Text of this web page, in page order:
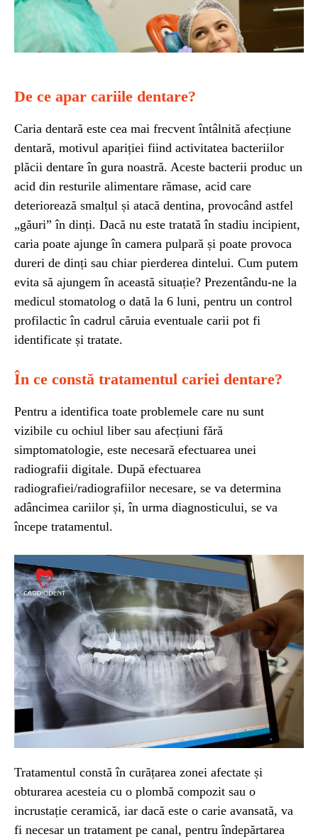
De ce apar cariile dentare?
Caria dentară este cea mai frecvent întâlnită afecțiune
dentară, motivul apariției fiind activitatea bacteriilor
plăcii dentare în gura noastră. Aceste bacterii produc un
acid din resturile alimentare rămase, acid care
deteriorează smalțul și atacă dentina, provocând astfel
„găuri” în dinți. Dacă nu este tratată în stadiu incipient,
caria poate ajunge în camera pulpară și poate provoca
dureri de dinți sau chiar pierderea dintelui. Cum putem
evita să ajungem în această situație? Prezentându-ne la
medicul stomatolog o dată la 6 luni, pentru un control
profilactic în cadrul căruia eventuale carii pot fi
identificate și tratate.
În ce constă tratamentul cariei dentare?
Pentru a identifica toate problemele care nu sunt
vizibile cu ochiul liber sau afecțiuni fără
simptomatologie, este necesară efectuarea unei
radiografii digitale. După efectuarea
radiografiei/radiografiilor necesare, se va determina
adâncimea cariilor și, în urma diagnosticului, se va
începe tratamentul.
Tratamentul constă în curățarea zonei afectate și
obturarea acesteia cu o plombă compozit sau o
incrustație ceramică, iar dacă este o carie avansată, va
fi necesar un tratament pe canal, pentru îndepărtarea